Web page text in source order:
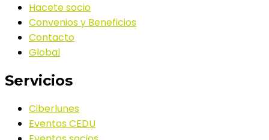
Hacete socio
Convenios y Beneficios
Contacto
Global
Servicios
Ciberlunes
Eventos CEDU